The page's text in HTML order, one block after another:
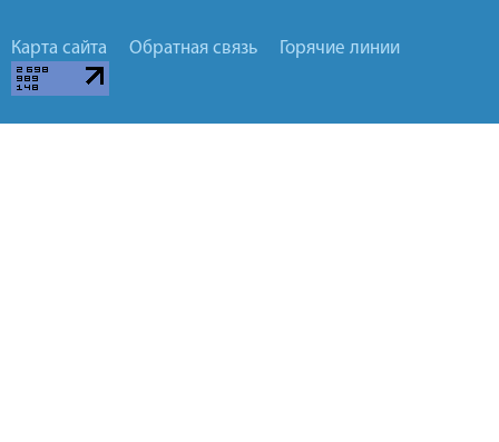
Карта сайта Обратная связь Горячие линии